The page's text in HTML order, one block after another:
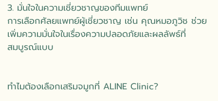
3. มั่นใจในความเชี่ยวชาญของทีมแพทย์
การเลือกศัลยแพทย์ผู้เชี่ยวชาญ เช่น คุณหมอภูวิช ช่วย
เพิ่มความมั่นใจในเรื่องความปลอดภัยและผลลัพธ์ที่
สมบูรณ์แบบ
ทำไมต้องเลือกเสริมจมูกที่ ALINE Clinic?